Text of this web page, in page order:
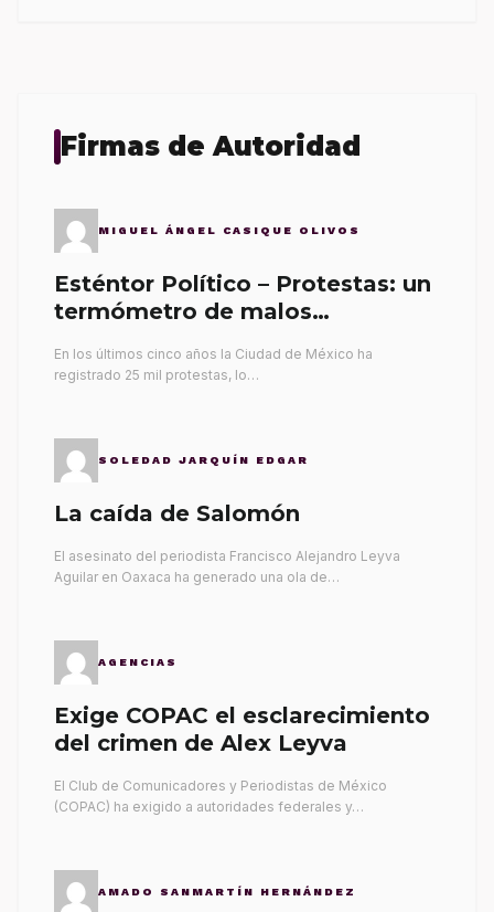
Firmas de Autoridad
MIGUEL ÁNGEL CASIQUE OLIVOS
Esténtor Político – Protestas: un
termómetro de malos
En los últimos cinco años la Ciudad de México ha
registrado 25 mil protestas, lo…
SOLEDAD JARQUÍN EDGAR
La caída de Salomón
El asesinato del periodista Francisco Alejandro Leyva
Aguilar en Oaxaca ha generado una ola de…
AGENCIAS
Exige COPAC el esclarecimiento
del crimen de Alex Leyva
El Club de Comunicadores y Periodistas de México
(COPAC) ha exigido a autoridades federales y…
AMADO SANMARTÍN HERNÁNDEZ